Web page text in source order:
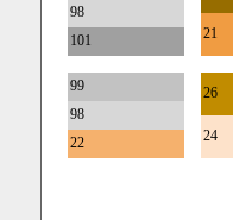
98
101
21
99
98
22
26
24